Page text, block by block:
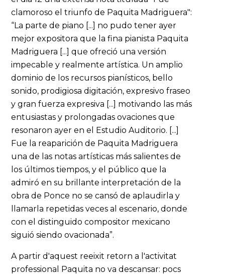
clamoroso el triunfo de Paquita Madriguera":
“La parte de piano [...] no pudo tener ayer
mejor expositora que la fina pianista Paquita
Madriguera [...] que ofreció una versión
impecable y realmente artística. Un amplio
dominio de los recursos pianísticos, bello
sonido, prodigiosa digitación, expresivo fraseo
y gran fuerza expresiva [...] motivando las más
entusiastas y prolongadas ovaciones que
resonaron ayer en el Estudio Auditorio. [...]
Fue la reaparición de Paquita Madriguera
una de las notas artísticas más salientes de
los últimos tiempos, y el público que la
admiró en su brillante interpretación de la
obra de Ponce no se cansó de aplaudirla y
llamarla repetidas veces al escenario, donde
con el distinguido compositor mexicano
siguió siendo ovacionada”.
A partir d'aquest reeixit retorn a l'activitat
professional Paquita no va descansar: pocs